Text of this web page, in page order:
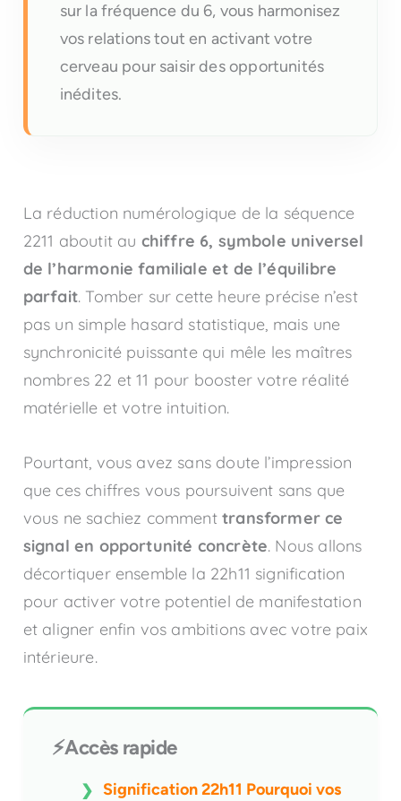
sur la fréquence du 6, vous harmonisez
vos relations tout en activant votre
cerveau pour saisir des opportunités
inédites.
La réduction numérologique de la séquence
2211 aboutit au chiffre 6, symbole universel
de l’harmonie familiale et de l’équilibre
parfait. Tomber sur cette heure précise n’est
pas un simple hasard statistique, mais une
synchronicité puissante qui mêle les maîtres
nombres 22 et 11 pour booster votre réalité
matérielle et votre intuition.
Pourtant, vous avez sans doute l’impression
que ces chiffres vous poursuivent sans que
vous ne sachiez commenttransformer ce
signal en opportunité concrète. Nous allons
décortiquer ensemble la 22h11 signification
pour activer votre potentiel de manifestation
et aligner enfin vos ambitions avec votre paix
intérieure.
⚡Accès rapide
Signification 22h11 Pourquoi vos